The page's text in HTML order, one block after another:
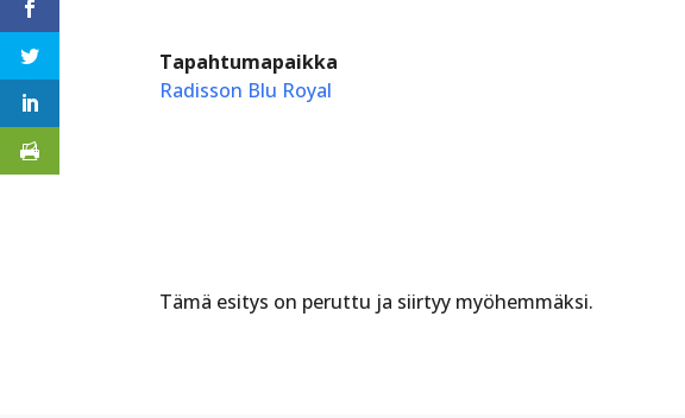
Tapahtumapaikka
Radisson Blu Royal
Tämä esitys on peruttu ja siirtyy myöhemmäksi.